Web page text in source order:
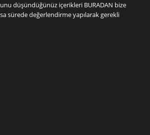
düşündüğünüz içerikleri BURADAN bize
sürede değerlendirme yapılarak gerekli